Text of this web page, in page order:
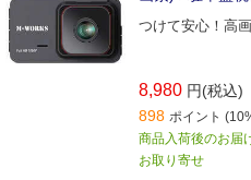
つけて安心！高
8,980 円(税込)
898 ポイント
商品入荷後のお届
お取り寄せ